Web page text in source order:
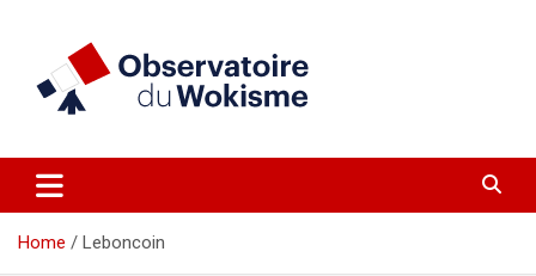
Observatoire du Wokisme
Home Leboncoin